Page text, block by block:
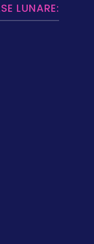
LUNARE: